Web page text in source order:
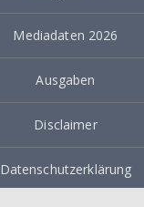
Mediadaten 2026
Ausgaben
Disclaimer
Datenschutzerklärung